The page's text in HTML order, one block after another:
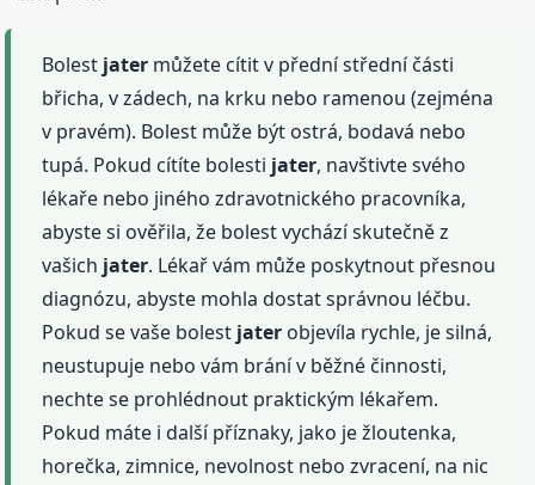
Bolest jater můžete cítit v přední střední části
břicha, v zádech, na krku nebo ramenou (zejména
v pravém). Bolest může být ostrá, bodavá nebo
tupá. Pokud cítíte bolesti jater, navštivte svého
lékaře nebo jiného zdravotnického pracovníka,
abyste si ověřila, že bolest vychází skutečně z
vašich jater. Lékař vám může poskytnout přesnou
diagnózu, abyste mohla dostat správnou léčbu.
Pokud se vaše bolest jater objevíla rychle, je silná,
neustupuje nebo vám brání v běžné činnosti,
nechte se prohlédnout praktickým lékařem.
Pokud máte i další příznaky, jako je žloutenka,
horečka, zimnice, nevolnost nebo zvracení, na nic